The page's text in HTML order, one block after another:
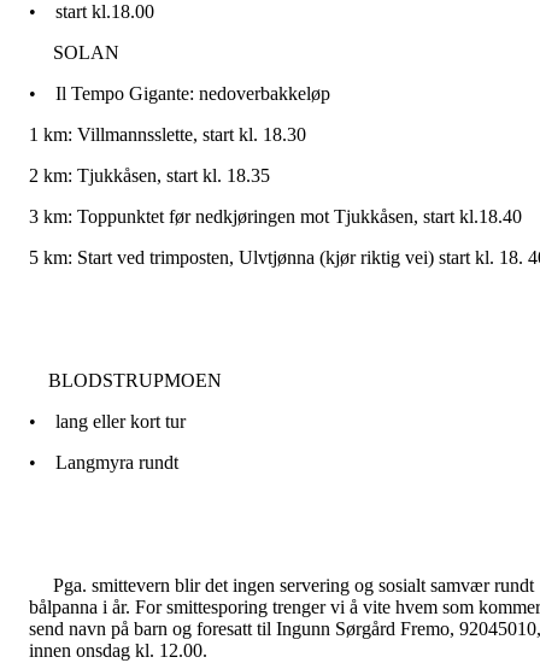
•
start kl.18.00
SOLAN
•
Il Tempo Gigante: nedoverbakkeløp
1 km: Villmannsslette, start kl. 18.30
2 km: Tjukkåsen, start kl. 18.35
3 km: Toppunktet før nedkjøringen mot Tjukkåsen, start kl.18.40
5 km: Start ved trimposten, Ulvtjønna (kjør riktig vei) start kl. 18.
BLODSTRUPMOEN
•
lang eller kort tur
•
Langmyra rundt
Pga. smittevern blir det ingen servering og sosialt samvær rundt
bålpanna i år. For smittesporing trenger vi å vite hvem som
send navn på barn og foresatt til Ingunn Sørgård Fremo, 92045010,
innen onsdag kl. 12.00.